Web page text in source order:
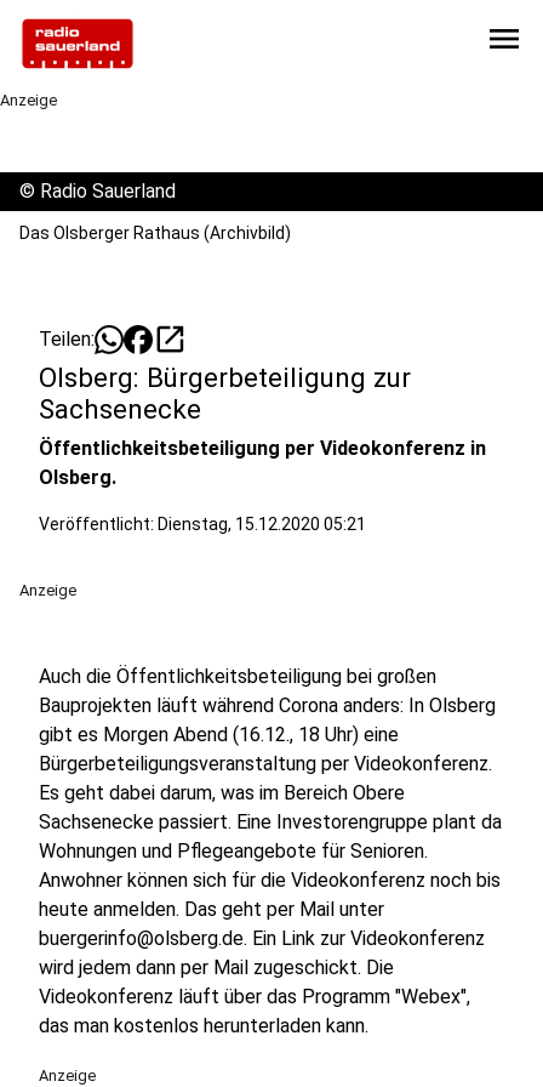
menu
Anzeige
© Radio Sauerland
Das Olsberger Rathaus (Archivbild)
Teilen: open_in_new
Olsberg: Bürgerbeteiligung zur
Sachsenecke
Öffentlichkeitsbeteiligung per Videokonferenz in
Olsberg.
Veröffentlicht: Dienstag, 15.12.2020 05:21
Anzeige
Auch die Öffentlichkeitsbeteiligung bei großen
Bauprojekten läuft während Corona anders: In Olsberg
gibt es Morgen Abend (16.12., 18 Uhr) eine
Bürgerbeteiligungsveranstaltung per Videokonferenz.
Es geht dabei darum, was im Bereich Obere
Sachsenecke passiert. Eine Investorengruppe plant da
Wohnungen und Pflegeangebote für Senioren.
Anwohner können sich für die Videokonferenz noch bis
heute anmelden. Das geht per Mail unter
buergerinfo@olsberg.de. Ein Link zur Videokonferenz
wird jedem dann per Mail zugeschickt. Die
Videokonferenz läuft über das Programm "Webex",
das man kostenlos herunterladen kann.
Anzeige